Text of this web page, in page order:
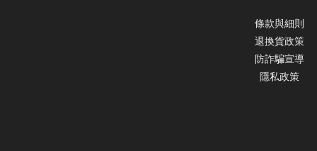
條款與細則
退換貨政策
防詐騙宣導
隱私政策